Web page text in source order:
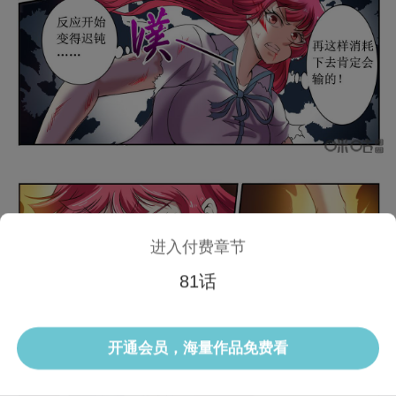
选集 当前话
进入付费章节
81话
开通会员，海量作品免费看